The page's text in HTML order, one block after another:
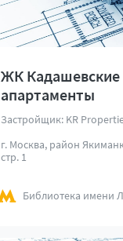
ЖК
апартаменты
Застройщик: KR
г. Москва, район
стр. 1
Библиотека имени